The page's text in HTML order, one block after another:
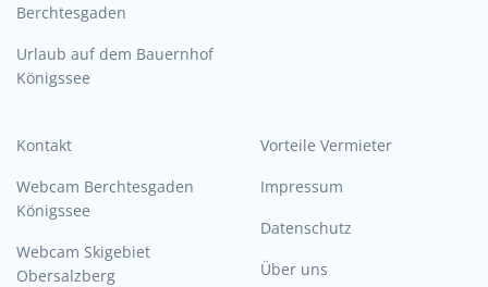
Berchtesgaden
Urlaub auf dem Bauernhof
Königssee
Kontakt
Webcam Berchtesgaden
Königssee
Webcam Skigebiet
Obersalzberg
Vorteile Vermieter
Impressum
Datenschutz
Über uns